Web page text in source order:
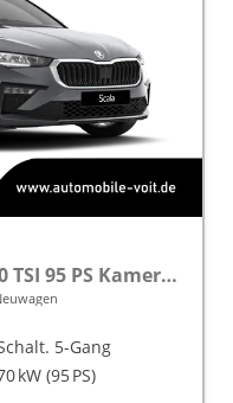
CLEVER Modelljahr 2027 1.0 TSI 95 PS Kamera PDC frei konfigurierbar!
5-Gang
kW (95 PS)